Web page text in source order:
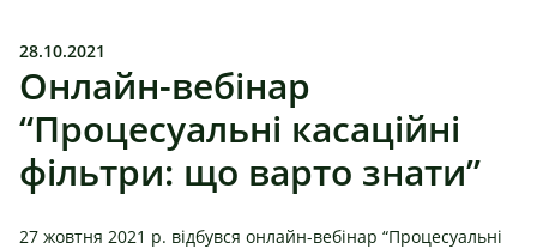
28.10.2021
Онлайн-вебінар
“Процесуальні касаційні
фільтри: що варто знати”
27 жовтня 2021 р. відбувся онлайн-вебінар “Процесуальні